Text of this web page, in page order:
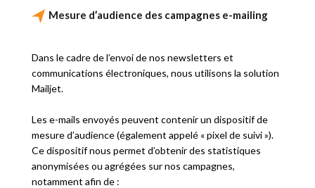
Mesure d’audience des campagnes e-mailing
Dans le cadre de l’envoi de nos newsletters et
communications électroniques, nous utilisons la solution
Mailjet.
Les e-mails envoyés peuvent contenir un dispositif de
mesure d’audience (également appelé « pixel de suivi »).
Ce dispositif nous permet d’obtenir des statistiques
anonymisées ou agrégées sur nos campagnes,
notamment afin de :